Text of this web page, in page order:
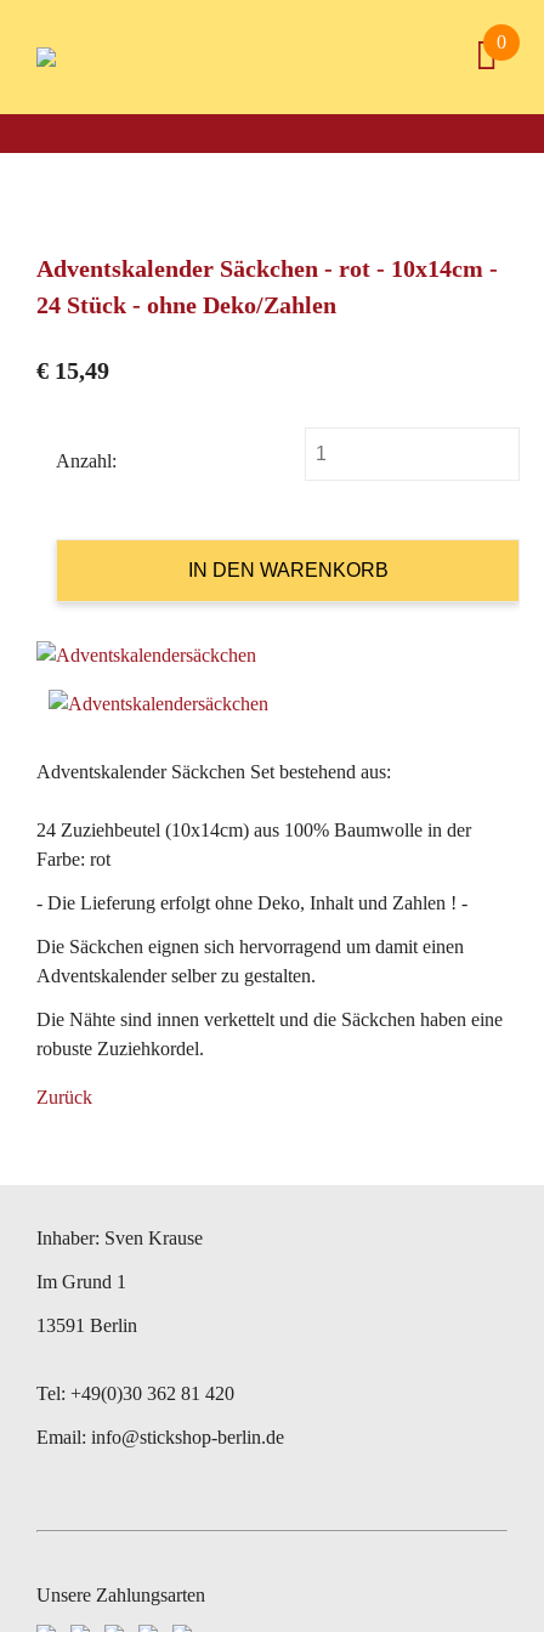
0
Adventskalender Säckchen Set bestehend aus:
24 Zuziehbeutel (10x14cm) aus 100% Baumwolle in der
Farbe: rot
- Die Lieferung erfolgt ohne Deko, Inhalt und Zahlen ! -
Die Säckchen eignen sich hervorragend um damit einen
Adventskalender selber zu gestalten.
Die Nähte sind innen verkettelt und die Säckchen haben eine
robuste Zuziehkordel.
Adventskalender Säckchen - rot - 10x14cm -
24 Stück - ohne Deko/Zahlen
€ 15,49
Anzahl:
Zurück
Inhaber: Sven Krause
Im Grund 1
13591 Berlin
Tel: +49(0)30 362 81 420
Email: info@stickshop-berlin.de
Unsere Zahlungsarten